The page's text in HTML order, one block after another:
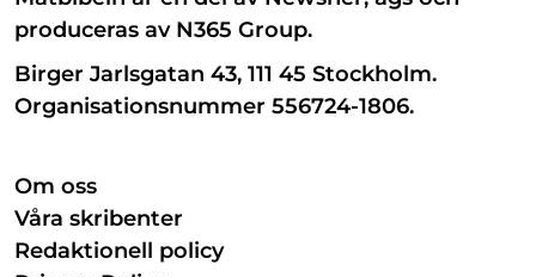
produceras av N365 Group.
Birger Jarlsgatan 43, 111 45 Stockholm.
Organisationsnummer 556724-1806.
Om oss
Våra skribenter
Redaktionell policy